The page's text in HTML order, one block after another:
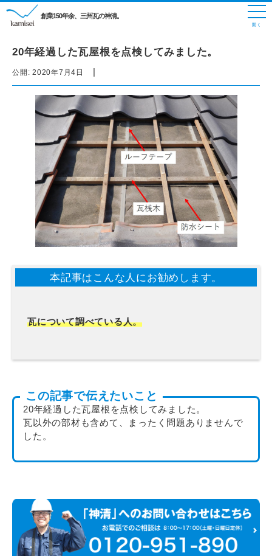
創業150年余、三州瓦の神清。
20年経過した瓦屋根を点検してみました。
公開: 2020年7月4日 |
本記事はこんな人にお勧めします。
瓦について調べている人。
この記事で伝えたいこと
20年経過した瓦屋根を点検してみました。
瓦以外の部材も含めて、まったく問題ありませんで
した。